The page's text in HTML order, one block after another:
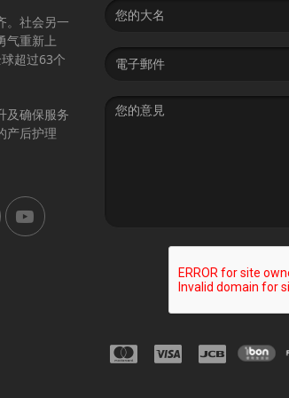
。社会另一
气重新上
超过63个
及确保服务
产后护理
Name
Email
address
Message